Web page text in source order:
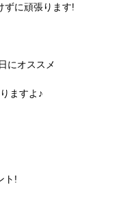
ずに頑張ります!
にオススメ
ますよ♪
ト!